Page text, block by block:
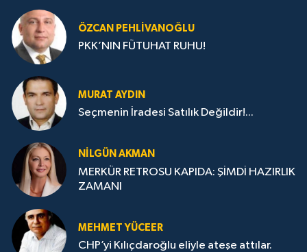
ÖZCAN PEHLIVANOĞLU
PKK’NIN FÜTUHAT RUHU!
MURAT AYDIN
Seçmenin İradesi Satılık Değildir!...
NILGÜN AKMAN
MERKÜR RETROSU KAPIDA: ŞİMDİ HAZIRLIK
ZAMANI
MEHMET YÜCEER
CHP’yi Kılıçdaroğlu eliyle ateşe attılar.